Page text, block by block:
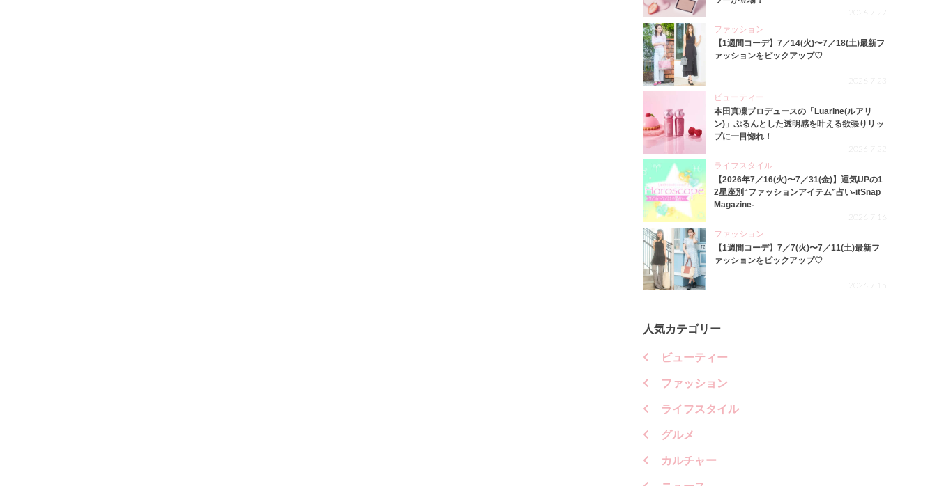
2026.7.27
ファッション
【1週間コーデ】7／14(火)〜7／18(土)最新フ
ァッションをピックアップ♡
2026.7.23
ビューティー
本田真凜プロデュースの「Luarine(ルアリ
ン)」ぷるんとした透明感を叶える欲張りリッ
プに一目惚れ！
2026.7.22
ライフスタイル
【2026年7／16(火)〜7／31(金)】運気UPの1
2星座別“ファッションアイテム”占い-itSnap
Magazine-
2026.7.16
ファッション
【1週間コーデ】7／7(火)〜7／11(土)最新フ
ァッションをピックアップ♡
2026.7.15
人気カテゴリー
ビューティー
ファッション
ライフスタイル
グルメ
カルチャー